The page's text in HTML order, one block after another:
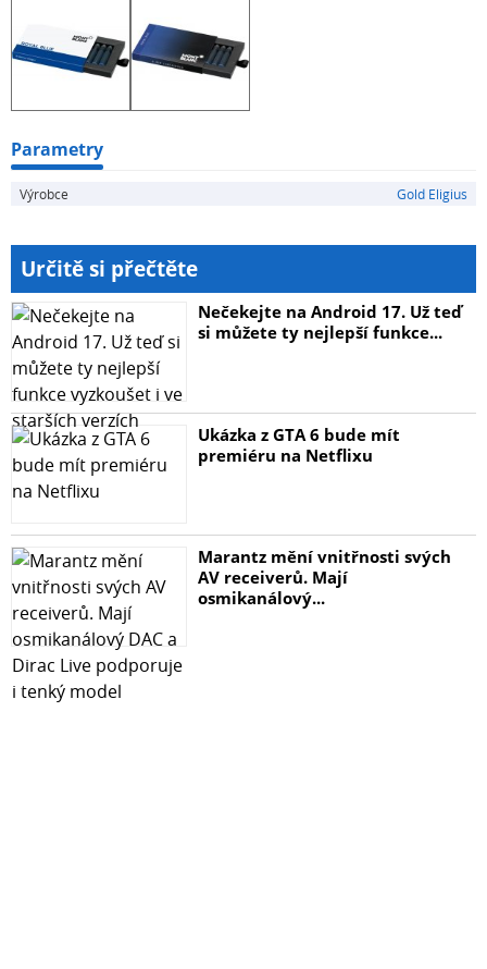
Parametry
Výrobce Gold Eligius
Určitě si přečtěte
Nečekejte na Android 17. Už teď
si můžete ty nejlepší funkce...
Ukázka z GTA 6 bude mít
premiéru na Netflixu
Marantz mění vnitřnosti svých
AV receiverů. Mají
osmikanálový...